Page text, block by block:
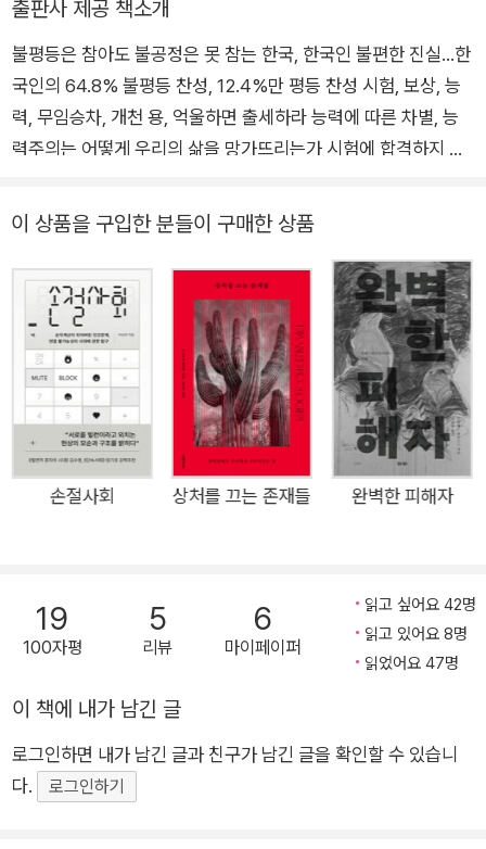
출판사 제공 책소개
불평등은 참아도 불공정은 못 참는 한국, 한국인 불편한 진실…한
국인의 64.8% 불평등 찬성, 12.4%만 평등 찬성 시험, 보상, 능
력, 무임승차, 개천 용, 억울하면 출세하라 능력에 따른 차별, 능
력주의는 어떻게 우리의 삶을 망가뜨리는가 시험에 합격하지 않
해, 예컨대 비정규직이 정규직으로 전환하는 데 있어 한국인들은
한 것처럼 보인다. 이 논리의 핵심에 능력주의(meritocracy)가
있다고 책은 말한다. 능력이 우월할수록 더 많은 몫을 가지고 능
력이 모자랄수록 더 적은 몫을 가지는 것이 당연시되는 것. 이 룰
이 깨지면 부정의하고, 불공정하며 사회의 효율을 떨어뜨리는 일
로 비난받는다. 이 책은 이렇듯 ‘불평등은 참아도 불공정은 못 참
는’ 한국 사회와 한국인에 대한 보고서다. 기회는 평등, 과정은 공
정, 결과는 정의? 꽤 오랫동안 한국 사회의 가장 큰 이슈 중 하나
는 단연코 ‘공정(성)’이었다. 많은 한국인은 경험적으로 안다. 그
원)의 딸, 정유라 씨의 이화여대 부정(불공정) 입학, “부모 잘 만
난 것도 능력”이라는 말 한마디에서 시작한 분노가 정권을 끌어
는 평등하고, 과정은 공정하며, 결과는 정의로울 것이다.” 그러나
법무부 장관 후보 자녀의 입시를 둘러싼 논란, LH 공사의 땅 투기
등을 보며 한국인 다수는 여전히 공정성에 의심하며 더욱 민감해
졌다. 당연한 일이었다. 그런데 여기서 한발 더 나아가 ‘시험’을
이 상품을 구입한 분들이 구매한 상품
손절사회 상처를 끄는 존재들 완벽한 피해자
19
100자평
5
리뷰
6
마이페이퍼
읽고 싶어요 42명
읽고 있어요 8명
읽었어요 47명
이 책에 내가 남긴 글
로그인하면 내가 남긴 글과 친구가 남긴 글을 확인할 수 있습니
다.
로그인하기